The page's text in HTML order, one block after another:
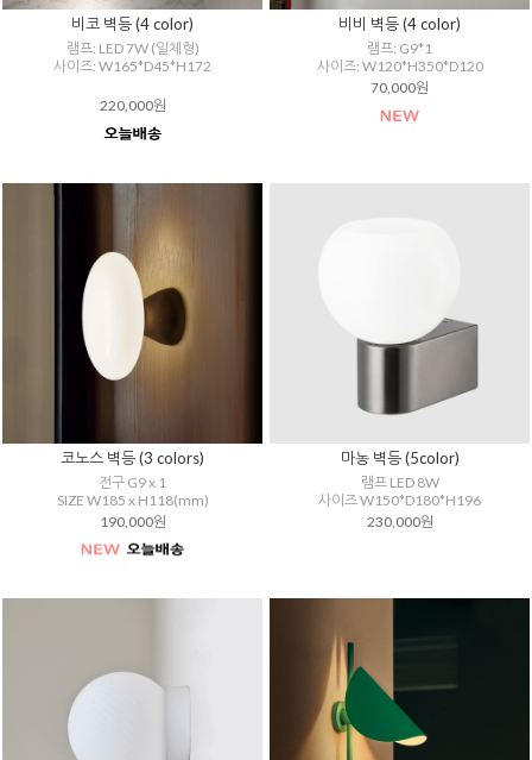
비코 벽등 (4 color)
램프: LED 7W (일체형)
사이즈: W165*D45*H172
220,000원
비비 벽등 (4 color)
램프: G9*1
사이즈: W120*H350*D120
70,000원
코노스 벽등 (3 colors)
전구 G9 x 1
SIZE W185 x H118(mm)
190,000원
마농 벽등 (5color)
램프 LED 8W
사이즈 W150*D180*H196
230,000원